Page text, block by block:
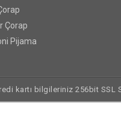
Çorap
Pijama
kartı bilgileriniz 256bit SSL